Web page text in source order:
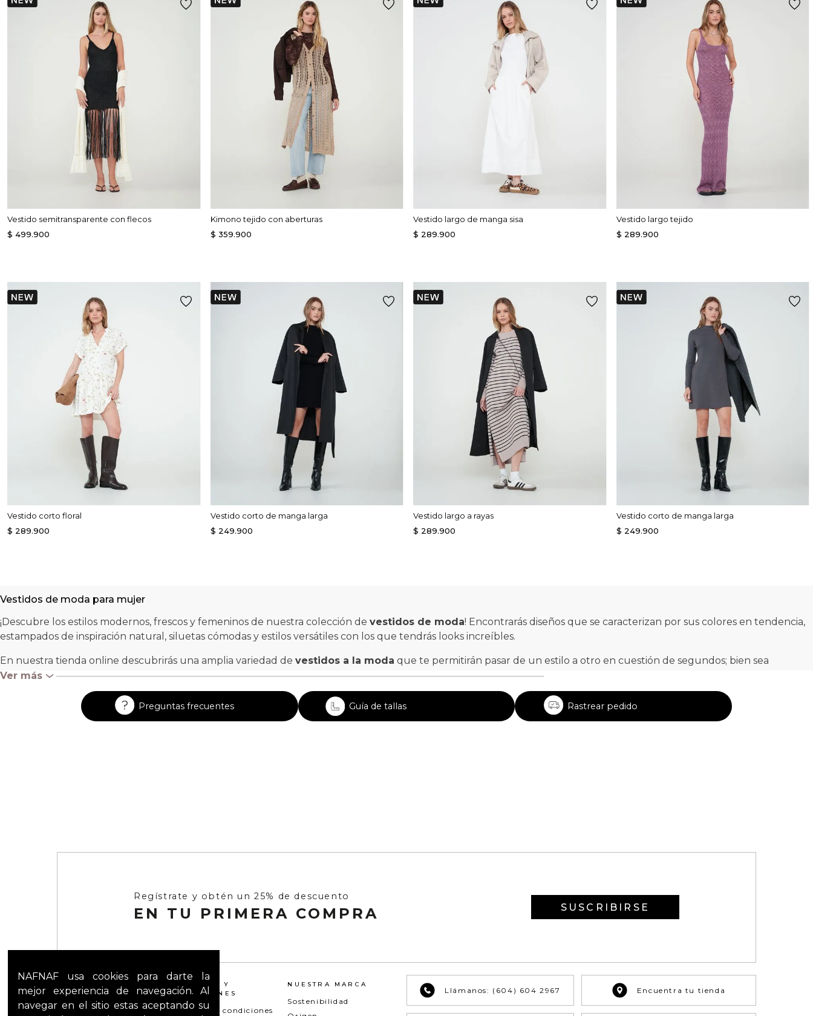
NAFNAF usa cookies para darte la
mejor experiencia de navegación. Al
navegar en el sitio estas aceptando su
Vestido semitransparente con flecos
$ 499.900
Kimono tejido con aberturas
$ 359.900
Vestido largo de manga sisa
$ 289.900
Vestido largo tejido
$ 289.900
Vestido corto floral
$ 289.900
Vestido corto de manga larga
$ 249.900
Vestido largo a rayas
$ 289.900
Vestido corto de manga larga
$ 249.900
Vestidos de moda para mujer
¡Descubre los estilos modernos, frescos y femeninos de nuestra colección de vestidos de moda! Encontrarás diseños que se caracterizan por sus colores en tendencia,
estampados de inspiración natural, siluetas cómodas y estilos versátiles con los que tendrás looks increíbles.
En nuestra tienda online descubrirás una amplia variedad de vestidos a la moda que te permitirán pasar de un estilo a otro en cuestión de segundos; bien sea
romántico, trendy, boho o contemporáneo. Sin duda, serán la opción más acertada para reflejar tu esencia.
Estas prendas las hemos confeccionado con telas frescas y fluidas como la viscosa, el poliéster y el algodón. Igualmente, cuentan con detalles como boleros, cuellos en
V, cortes asimétricos, aberturas laterales, mangas englobadas, escotes en la espalda, entre otros acabados que marcarán la diferencia.
Ver más‹
Preguntas frecuentes Guía de tallas Rastrear pedido
Regístrate y obtén un 25% de descuento
EN TU PRIMERA COMPRA SUSCRIBIRSE
Servicio al Cliente
TÉRMINOS Y
CONDICIONES
Términos y condiciones
NUESTRA MARCA
Sostenibilidad
Llámanos: (604) 604 2967 Encuentra tu tienda